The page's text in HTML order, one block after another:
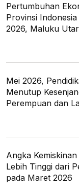
Pertumbuhan
Provinsi
2026, Maluku
Mei 2026,
Menutup
Perempuan dan
Angka Kemiskinan
Lebih Tinggi dari
pada Maret 2026